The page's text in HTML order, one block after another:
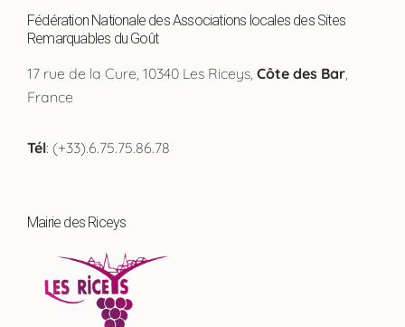
Fédération Nationale des Associations locales des Sites
Remarquables du Goût
17 rue de la Cure, 10340 Les Riceys, Côte des Bar,
France
Tél: (+33).6.75.75.86.78
Mairie des Riceys